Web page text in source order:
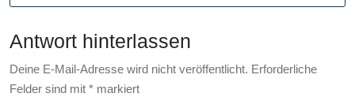
Antwort hinterlassen
Deine E-Mail-Adresse wird nicht veröffentlicht. Erforderliche
Felder sind mit * markiert